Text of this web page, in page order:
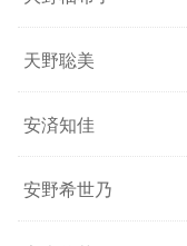
天野聡美
安済知佳
安野希世乃